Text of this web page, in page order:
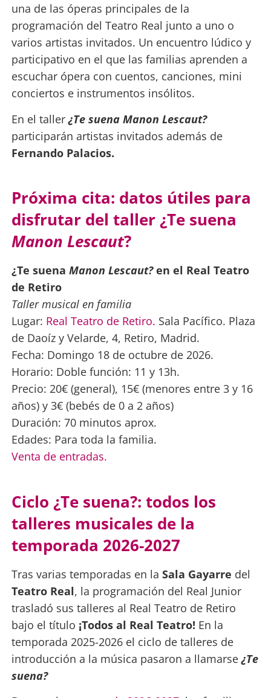
una de las óperas principales de la
programación del Teatro Real junto a uno o
varios artistas invitados. Un encuentro lúdico y
participativo en el que las familias aprenden a
escuchar ópera con cuentos, canciones, mini
conciertos e instrumentos insólitos.
En el taller¿Te suena Manon Lescaut?
participarán artistas invitados además de
Fernando Palacios.
Próxima cita: datos útiles para
disfrutar del taller ¿Te suena
Manon Lescaut?
¿Te suena Manon Lescaut?en el Real Teatro
de Retiro
Taller musical en familia
Lugar: Real Teatro de Retiro. Sala Pacífico. Plaza
de Daoíz y Velarde, 4, Retiro, Madrid.
Fecha: Domingo 18 de octubre de 2026.
Horario: Doble función: 11 y 13h.
Precio: 20€ (general), 15€ (menores entre 3 y 16
años) y 3€ (bebés de 0 a 2 años)
Duración: 70 minutos aprox.
Edades: Para toda la familia.
Venta de entradas.
Ciclo ¿Te suena?: todos los
talleres musicales de la
temporada 2026-2027
Tras varias temporadas en la Sala Gayarre del
Teatro Real, la programación del Real Junior
trasladó sus talleres al Real Teatro de Retiro
bajo el título ¡Todos al Real Teatro! En la
temporada 2025-2026 el ciclo de talleres de
introducción a la música pasaron a llamarse¿Te
suena?